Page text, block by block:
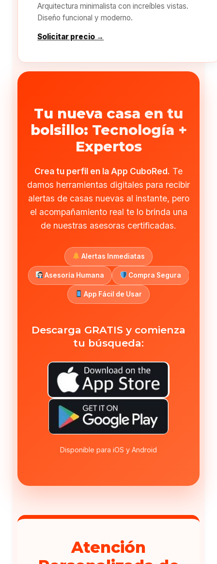
Arquitectura minimalista con increíbles vistas.
Diseño funcional y moderno.
Solicitar precio →
Tu nueva casa en tu
bolsillo: Tecnología +
Expertos
Crea tu perfil en la App CuboRed. Te
damos herramientas digitales para recibir
alertas de casas nuevas al instante, pero
el acompañamiento real te lo brinda una
de nuestras asesoras certificadas.
Alertas Inmediatas
Asesoría Humana Compra Segura
App Fácil de Usar
Descarga GRATIS y comienza
tu búsqueda:
Disponible para iOS y Android
Atención